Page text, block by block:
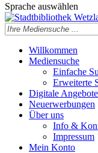
Sprache auswählen
Willkommen
Mediensuche
Einfache
Erweiterte
Digitale Angebote
Neuerwerbungen
Über uns
Info &
Impressum
Mein Konto